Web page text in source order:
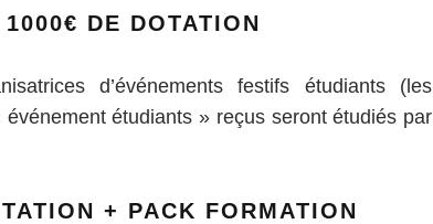
DE DOTATION
d’événements festifs étudiants (les
étudiants » reçus seront étudiés par
+ PACK FORMATION